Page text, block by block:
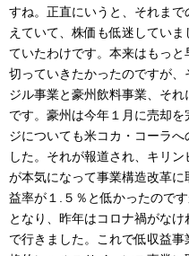
すね。正直にいうと、それま
えていて、株価も低迷してい
ていたわけです。本来はもっ
切っていきたかったのですが
ジル事業と豪州飲料事業、そ
です。豪州は今年１月に売却
ジについても米コカ・コーラ
した。それが報道され、キリ
が本気になって事業構造改革
益率が１.５％と低かったので
となり、昨年はコロナ禍がな
で行きました。これで低収益